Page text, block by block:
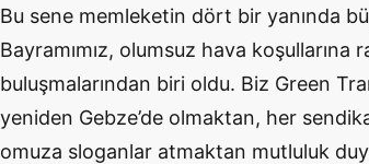
Bu sene memleketin dört bir yanında
Bayramımız, olumsuz hava koşullarına
buluşmalarından biri oldu. Biz Green
yeniden Gebze’de olmaktan, her
omuza sloganlar atmaktan mutluluk